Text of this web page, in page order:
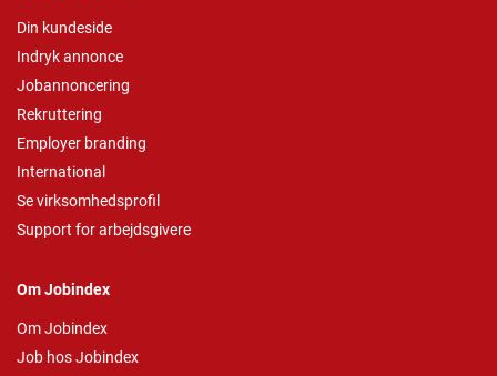
Din kundeside
Indryk annonce
Jobannoncering
Rekruttering
Employer branding
International
Se virksomhedsprofil
Support for arbejdsgivere
Om Jobindex
Om Jobindex
Job hos Jobindex